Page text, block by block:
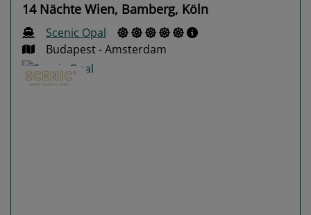
14 Nächte Wien, Bamberg, Köln
Scenic Opal
Budapest - Amsterdam